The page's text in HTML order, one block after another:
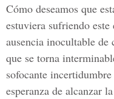
Cómo deseamos que
estuviera sufriendo
ausencia inocultable
que se torna
sofocante
esperanza de alcanzar